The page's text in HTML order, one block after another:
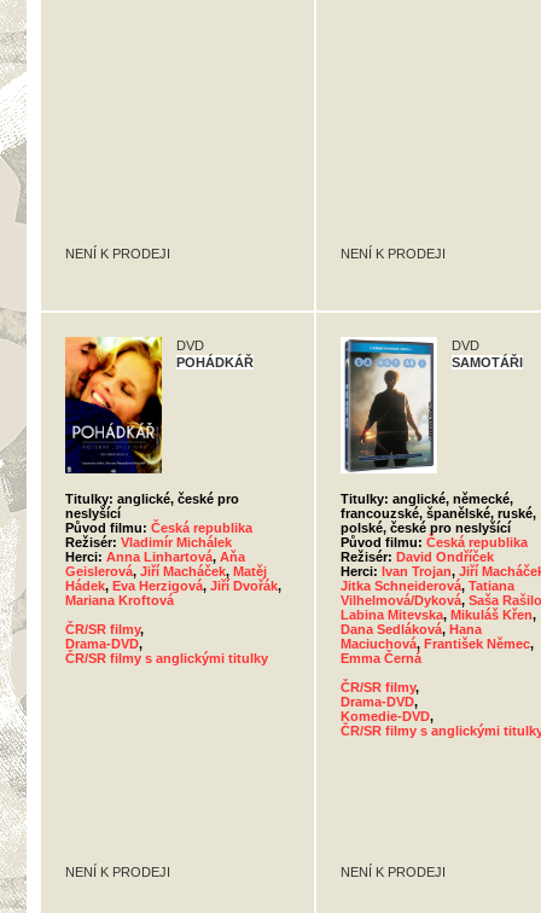
NENÍ K PRODEJI NENÍ K PRODEJI
DVD
POHÁDKÁŘ
Titulky: anglické, české pro
neslyšící
Původ filmu: Česká republika
Režisér: Vladimír Michálek
Herci: Anna Linhartová, Aňa
Geislerová, Jiří Macháček, Matěj
Hádek, Eva Herzigová, Jiří Dvořák,
Mariana Kroftová
ČR/SR filmy,
Drama-DVD,
ČR/SR filmy s anglickými titulky
NENÍ K PRODEJI
DVD
SAMOTÁŘI
Titulky: anglické, německé,
francouzské, španělské, ruské,
polské, české pro neslyšící
Původ filmu: Česká republika
Režisér: David Ondříček
Herci: Ivan Trojan, Jiří
Jitka Schneiderová, Tatiana
Vilhelmová/Dyková, Saša
Labina Mitevska, Mikuláš Křen,
Dana Sedláková, Hana
Maciuchová, František Němec,
Emma Černá
ČR/SR filmy,
Drama-DVD,
Komedie-DVD,
ČR/SR filmy s anglickými
NENÍ K PRODEJI